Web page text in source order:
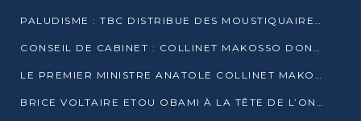
PALUDISME : TBC DISTRIBUE DES MOUSTIQUAIRES DANS DEUX CSI DE BRAZZAVILLE
CONSEIL DE CABINET : COLLINET MAKOSSO DONNE SES DERNIÈRES ORIENTATIONS
LE PREMIER MINISTRE ANATOLE COLLINET MAKOSSO DÉMISSIONNE AVEC SON GOUVERNEMENT
BRICE VOLTAIRE ETOU OBAMI À LA TÊTE DE L’ONEC-C POUR TROIS ANS